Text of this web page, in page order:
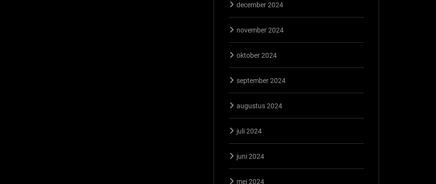
december 2024
november 2024
oktober 2024
september 2024
augustus 2024
juli 2024
juni 2024
mei 2024